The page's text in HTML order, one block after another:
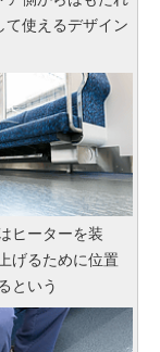
て使えるデザイン
ヒーターを装
げるために位置
という